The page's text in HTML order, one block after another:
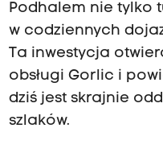
Podhalem nie tylko
w codziennych
Ta inwestycja
obsługi Gorlic i
dziś jest skrajnie
szlaków.